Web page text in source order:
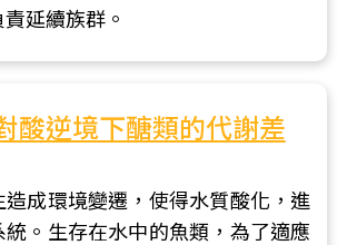
延續族群。
酸逆境下醣類的代謝差
造成環境變遷，使得水質酸化，進
統。生存在水中的魚類，為了適應